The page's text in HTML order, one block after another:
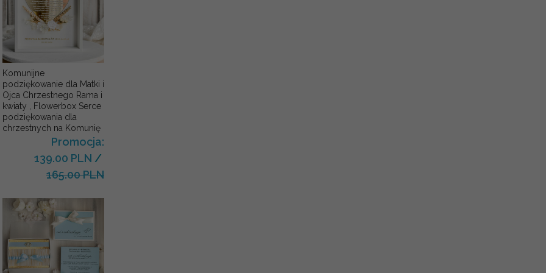
Komunijne
podziękowanie dla Matki i
Ojca Chrzestnego Rama i
kwiaty , Flowerbox Serce
podziękowania dla
chrzestnych na Komunię
Promocja:
139.00 PLN /
165.00 PLN